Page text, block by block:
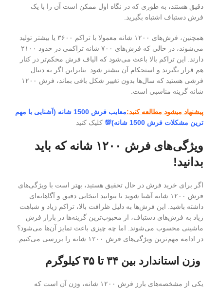
دقیق هستند، به طوری که در نگاه اول ممکن است آن را با یک
فرش دستباف اشتباه بگیرید.
همچنین، فرش‌های ۱۲۰۰ شانه معمولا با تراکم ۳۶۰۰ یا بیشتر تولید
می‌شوند، در حالی که فرش‌های ۷۰۰ شانه تراکمی در حدود ۲۱۰۰
دارند. این تراکم بالا باعث می‌شود که الیاف فرش محکم‌تر در کنار
هم قرار بگیرند و استحکام آن بیشتر شود. بنابراین اگر به دنبال
فرشی هستید که سال‌ها بدون تغییر شکل باقی بماند، فرش ۱۲۰۰
شانه گزینه مناسبی است.
پیشنهاد میشود مطالعه کنید:
معایب فرش 1500 شانه (آشنایی با مهم
ترین مشکلات فرش 1500 شانه)💯
کلیک کنید
ویژگی‌های فرش ۱۲۰۰ شانه که باید
بدانید!
اگر برای خرید فرش در حال تحقیق هستید، بهتر است با ویژگی‌های
فرش ۱۲۰۰ شانه آشنا شوید تا بتوانید انتخابی دقیق و آگاهانه‌ای
داشته باشید. این فرش‌ها به دلیل ظرافت بالا، تراکم زیاد و شباهت
زیاد به فرش‌های دستباف، از محبوب‌ترین گزینه‌ها در بازار فرش
ماشینی محسوب می‌شوند. اما چه چیزی باعث تمایز آن‌ها می‌شود؟
در ادامه مهم‌ترین ویژگی‌های فرش ۱۲۰۰ شانه را بررسی می‌کنیم.
وزن استاندارد بین ۳۴ تا ۳۵ کیلوگرم
یکی از مشخصه‌های بارز فرش ۱۲۰۰ شانه، وزن آن است که